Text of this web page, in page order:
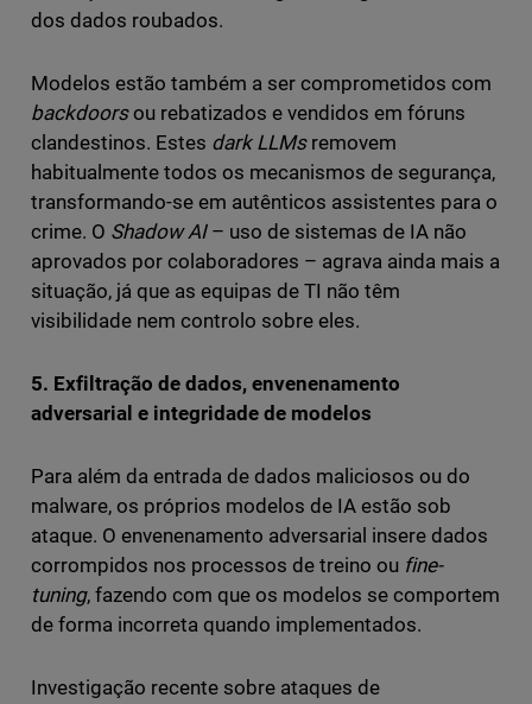
dos dados roubados.
Modelos estão também a ser comprometidos com
backdoorsou rebatizados e vendidos em fóruns
clandestinos. Estes dark LLMsremovem
habitualmente todos os mecanismos de segurança,
transformando-se em autênticos assistentes para o
crime. O Shadow AI– uso de sistemas de IA não
aprovados por colaboradores – agrava ainda mais a
situação, já que as equipas de TI não têm
visibilidade nem controlo sobre eles.
5. Exfiltração de dados, envenenamento
adversarial e integridade de modelos
Para além da entrada de dados maliciosos ou do
malware, os próprios modelos de IA estão sob
ataque. O envenenamento adversarial insere dados
corrompidos nos processos de treino ou fine-
tuning, fazendo com que os modelos se comportem
de forma incorreta quando implementados.
Investigação recente sobre ataques de